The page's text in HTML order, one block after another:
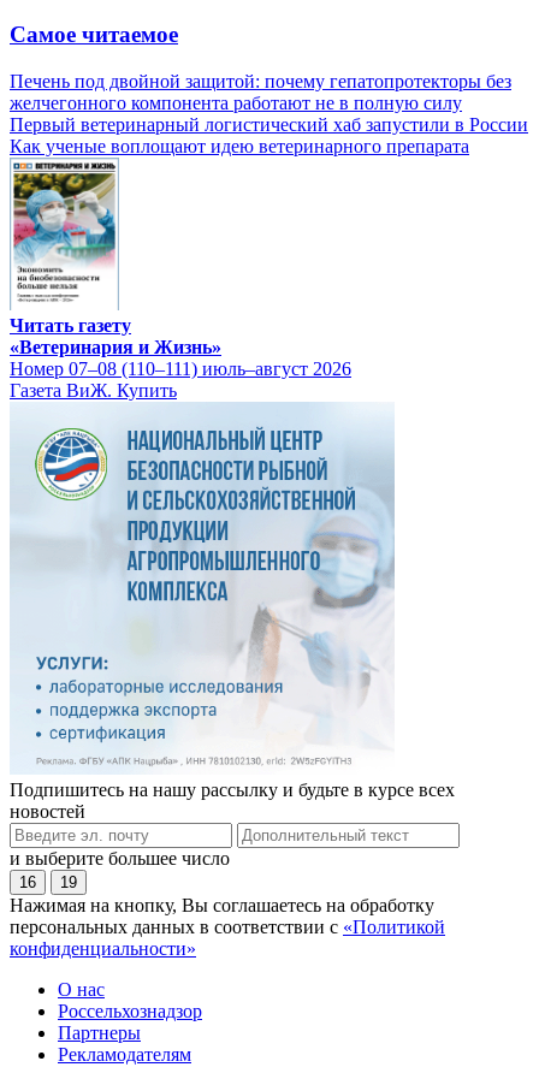
Самое читаемое
Печень под двойной защитой: почему гепатопротекторы без
желчегонного компонента работают не в полную силу
Первый ветеринарный логистический хаб запустили в России
Как ученые воплощают идею ветеринарного препарата
Читать газету
«Ветеринария и Жизнь»
Номер 07–08 (110–111) июль–август 2026
Газета ВиЖ. Купить
Подпишитесь на нашу рассылку и будьте в курсе всех
новостей
и выберите большее число
16 19
Нажимая на кнопку, Вы соглашаетесь на обработку
персональных данных в соответствии с «Политикой
конфиденциальности»
О нас
Россельхознадзор
Партнеры
Рекламодателям